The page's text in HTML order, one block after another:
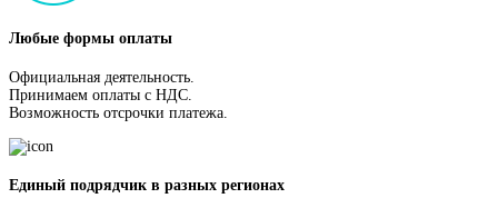
Любые формы оплаты
Официальная деятельность.
Принимаем оплаты с НДС.
Возможность отсрочки платежа.
Единый подрядчик в разных регионах